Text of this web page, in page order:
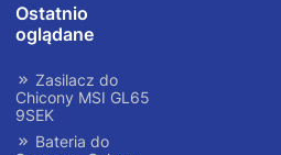
Ostatnio
oglądane
Zasilacz do
Chicony MSI GL65
9SEK
Bateria do